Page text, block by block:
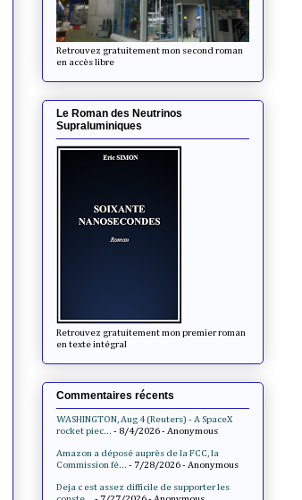
Retrouvez gratuitement mon second roman
en accès libre
Le Roman des Neutrinos
Supraluminiques
Retrouvez gratuitement mon premier roman
en texte intégral
Commentaires récents
WASHINGTON, Aug 4 (Reuters) - A SpaceX
rocket piec... - 8/4/2026- Anonymous
Amazon a déposé auprès de la FCC, la
Commission fé... - 7/28/2026- Anonymous
Deja c est assez difficile de supporter les